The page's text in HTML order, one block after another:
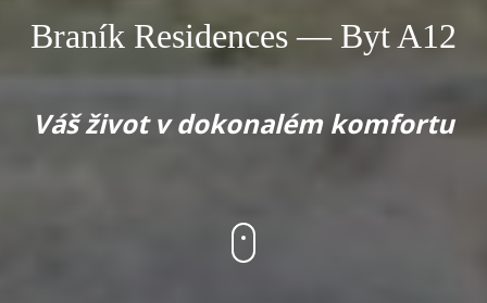
Braník Residences — Byt A12
Váš život v dokonalém komfortu